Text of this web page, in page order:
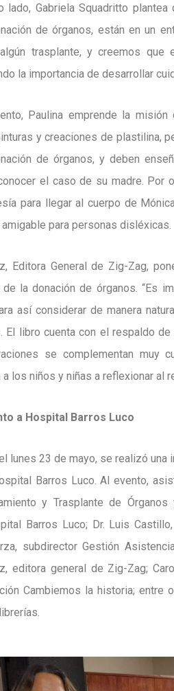
lado, Gabriela Squadritto
de órganos, están en un
trasplante, y creemos
la importancia de desarrollar
Paulina emprende la
y creaciones de plastilina,
de órganos, y deben
el caso de su madre. Por
para llegar al cuerpo de
para personas disléxicas.
Editora General de Zig-Zag,
la donación de órganos. “Es
así considerar de manera
El libro cuenta con el respaldo
se complementan muy
los niños y niñas a reflexionar al
a Hospital Barros Luco
lunes 23 de mayo, se realizó
Barros Luco. Al evento,
y Trasplante de
Barros Luco; Dr. Luis
subdirector Gestión
editora general de Zig-Zag;
Cambiemos la historia;